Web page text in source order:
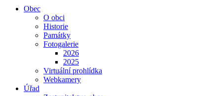
Obec
O obci
Historie
Památky
Fotogalerie
2026
2025
Virtuální prohlídka
Webkamery
Úřad